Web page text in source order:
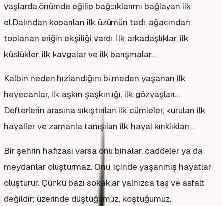
yaşlarda,önümde eğilip bağcıklarımı bağlayan ilk
el.Dalından koparılan ilk üzümün tadı, ağacından
toplanan eriğin ekşiliği vardı. İlk arkadaşlıklar, ilk
küslükler, ilk kavgalar ve ilk barışmalar…
Kalbin neden hızlandığını bilmeden yaşanan ilk
heyecanlar, ilk aşkın şaşkınlığı, ilk gözyaşları…
Defterlerin arasına sıkıştırılan ilk cümleler, kurulan ilk
hayaller ve zamanla tanışılan ilk hayal kırıklıkları…
Bir şehrin hafızası varsa onu binalar, caddeler ya da
meydanlar oluşturmaz. Onu, içinde yaşanmış hayatlar
oluşturur. Çünkü bazı sokaklar yalnızca taş ve asfalt
değildir; üzerinde düştüğümüz, koştuğumuz,